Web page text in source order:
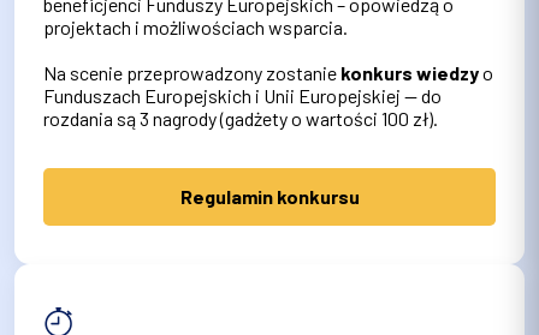
projektach i możliwościach wsparcia.
Na scenie przeprowadzony zostanie konkurs wiedzyo
Funduszach Europejskich i Unii Europejskiej — do
rozdania są 3 nagrody (gadżety o wartości 100 zł).
Regulamin konkursu